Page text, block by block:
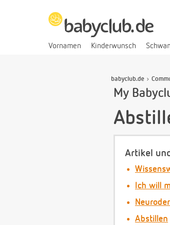
Vornamen Kinderwunsch
babyclub.de
My
Artikel
Ich will
Abstillen